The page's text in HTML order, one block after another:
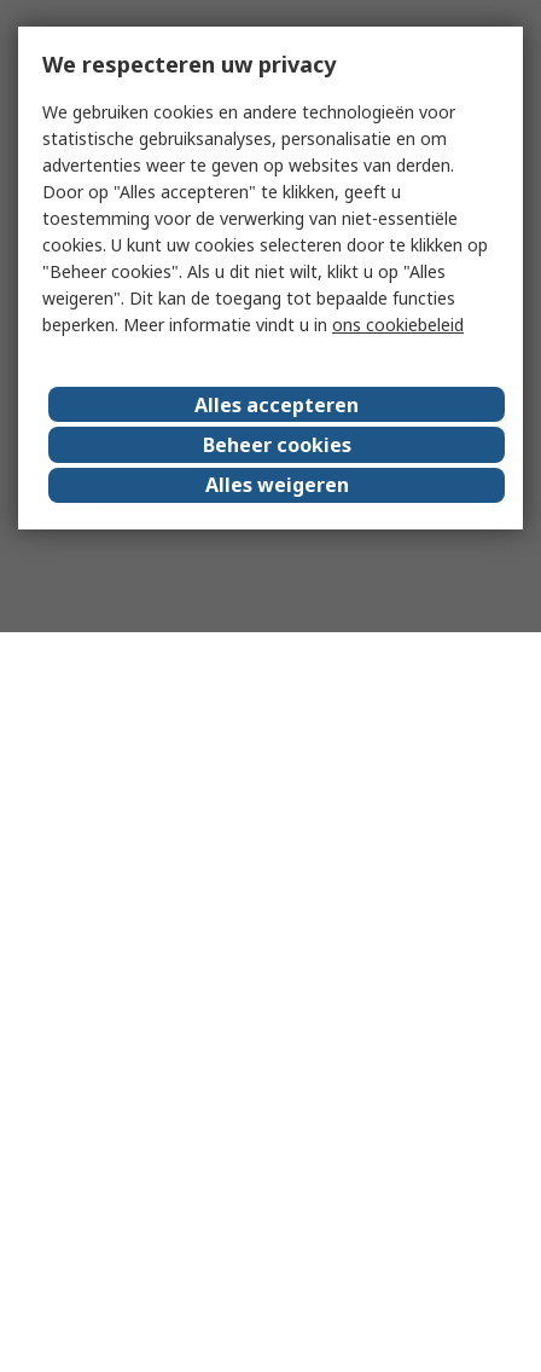
We respecteren uw privacy
We gebruiken cookies en andere technologieën voor
statistische gebruiksanalyses, personalisatie en om
advertenties weer te geven op websites van derden.
Door op "Alles accepteren" te klikken, geeft u
toestemming voor de verwerking van niet-essentiële
cookies. U kunt uw cookies selecteren door te klikken op
"Beheer cookies". Als u dit niet wilt, klikt u op "Alles
weigeren". Dit kan de toegang tot bepaalde functies
beperken. Meer informatie vindt u in ons cookiebeleid
Alles accepteren
Beheer cookies
Alles weigeren